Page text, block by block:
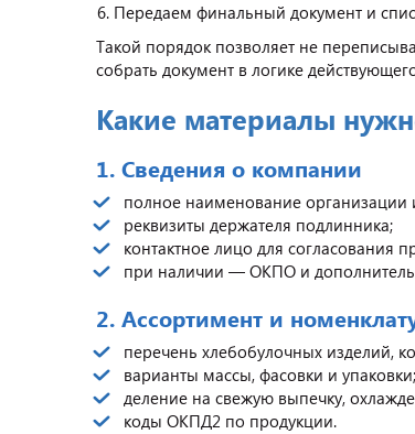
Передаем финальный документ и
Такой порядок позволяет не
собрать документ в логике
Какие материалы
1. Сведения о компании
полное наименование
реквизиты держателя подлинника;
контактное лицо для согласования
при наличии — ОКПО и
2. Ассортимент и
перечень хлебобулочных изделий,
варианты массы, фасовки и упаковки;
деление на свежую выпечку,
коды ОКПД2 по продукции.